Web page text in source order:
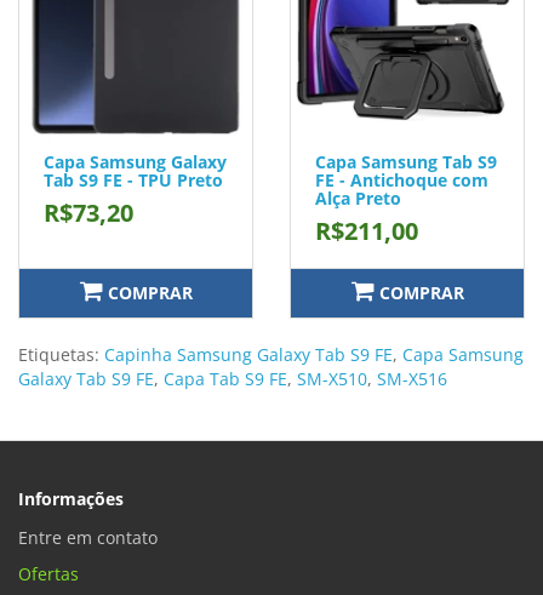
Capa Samsung Galaxy
Tab S9 FE - TPU Preto
R$73,20
COMPRAR
Capa Samsung Tab S9
FE - Antichoque com
Alça Preto
R$211,00
COMPRAR
Etiquetas: Capinha Samsung Galaxy Tab S9 FE, Capa Samsung
Galaxy Tab S9 FE, Capa Tab S9 FE, SM-X510, SM-X516
Informações
Entre em contato
Ofertas